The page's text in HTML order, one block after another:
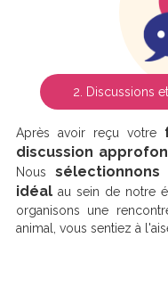
2. Discussions
Après avoir reçu votre
discussion
Nous
idéal au sein de notre
organisons une
animal, vous sentiez à